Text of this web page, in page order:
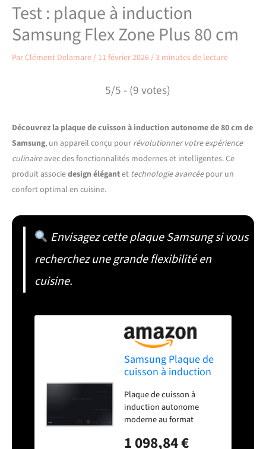
Test : plaque à induction
Samsung Flex Zone Plus 80 cm
ParClément Delamare/ 11 février 2026/3 minutes de lecture
5/5 - (9 votes)
Découvrez la plaque de cuisson à induction autonome de 80 cm de
Samsung, un appareil conçu pour révolutionner votre expérience
culinaireavec des fonctionnalités modernes et intelligentes. Ce
produit associedesign élégantet technologie avancéepour un
confort optimal en cuisine.
Envisagez cette plaque Samsung si vous
recherchez une grande flexibilité en
cuisine.
Samsung Plaque de
cuisson à induction
coupe ajustée,
boutons de
commande
magnétiques et
Plaque de cuisson à
induction autonome
moderne au format
Fit, commande facile
1 098,84 €